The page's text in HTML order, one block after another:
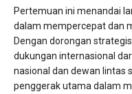
​Pertemuan ini menandai
dalam mempercepat dan
Dengan dorongan
dukungan internasional
nasional dan dewan lintas
penggerak utama dalam